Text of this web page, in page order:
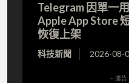
Telegram 因單一
Apple App Store
恢復上架
科技新聞 2026-08-
- 廣告